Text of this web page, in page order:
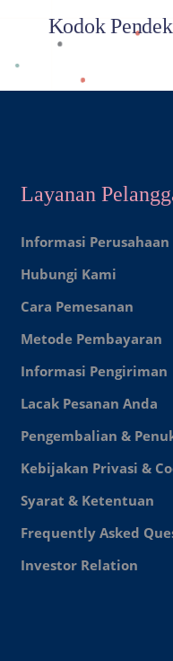
Kodok
Layanan
Informasi Perusahaan
Hubungi Kami
Cara Pemesanan
Metode Pembayaran
Informasi Pengiriman
Lacak Pesanan Anda
Pengembalian &
Kebijakan Privasi &
Syarat & Ketentuan
Frequently Asked
Investor Relation